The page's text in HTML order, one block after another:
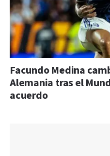
Facundo Medina
Alemania tras el
acuerdo